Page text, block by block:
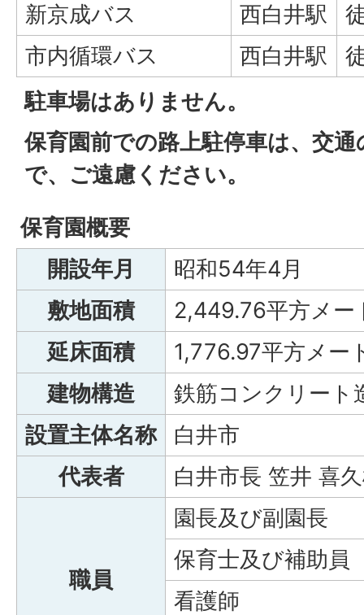
新京成バス
西白井駅
市内循環バス
西白井駅
駐車場はありません。
保育園前での路上駐停車は、交
で、ご遠慮ください。
保育園概要
開設年月
昭和54年4月
敷地面積
2,449.76平方メー
延床面積
1,776.97平方メー
建物構造
鉄筋コンクリート
設置主体名称
白井市
代表者
白井市長 笠井 喜
職員
園長及び副園長
保育士及び補助員
看護師